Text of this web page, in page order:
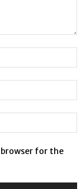
browser for the